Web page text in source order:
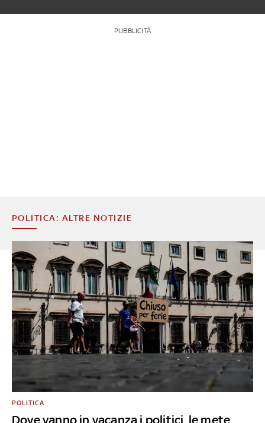
PUBBLICITÀ
POLITICA: ALTRE NOTIZIE
Dove vanno in vacanza i politici, le mete
POLITICA